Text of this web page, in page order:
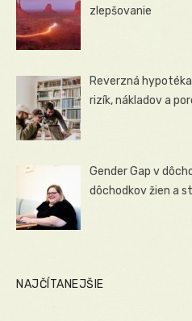
zlepšovanie
Reverzná
rizík, nákladov a
Gender Gap v
dôchodkov žien a
NAJČÍTANEJŠIE